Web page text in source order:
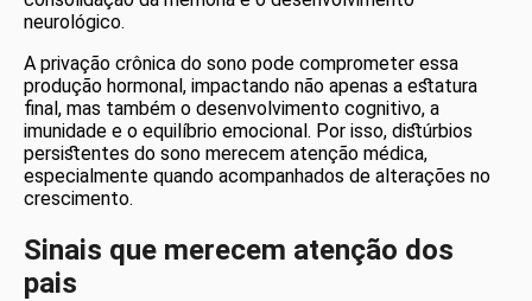
neurológico.
A privação crônica do sono pode comprometer essa
produção hormonal, impactando não apenas a estatura
final, mas também o desenvolvimento cognitivo, a
imunidade e o equilíbrio emocional. Por isso, distúrbios
persistentes do sono merecem atenção médica,
especialmente quando acompanhados de alterações no
crescimento.
Sinais que merecem atenção dos
pais